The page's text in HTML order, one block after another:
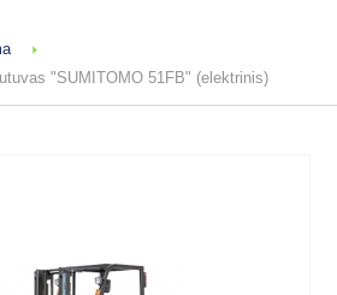
"SUMITOMO 51FB" (elektrinis)